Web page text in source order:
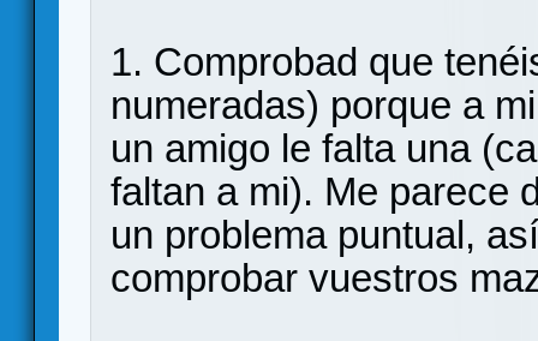
1. Comprobad que
numeradas) porque a
un amigo le falta una
faltan a mi). Me parece
un problema puntual,
comprobar vuestros